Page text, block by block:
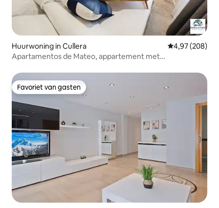
Huurwoning in Cullera Gemiddelde
4,97 (208)
Apartamentos de Mateo, appartement met
Favoriet van gasten
Favoriet van gasten